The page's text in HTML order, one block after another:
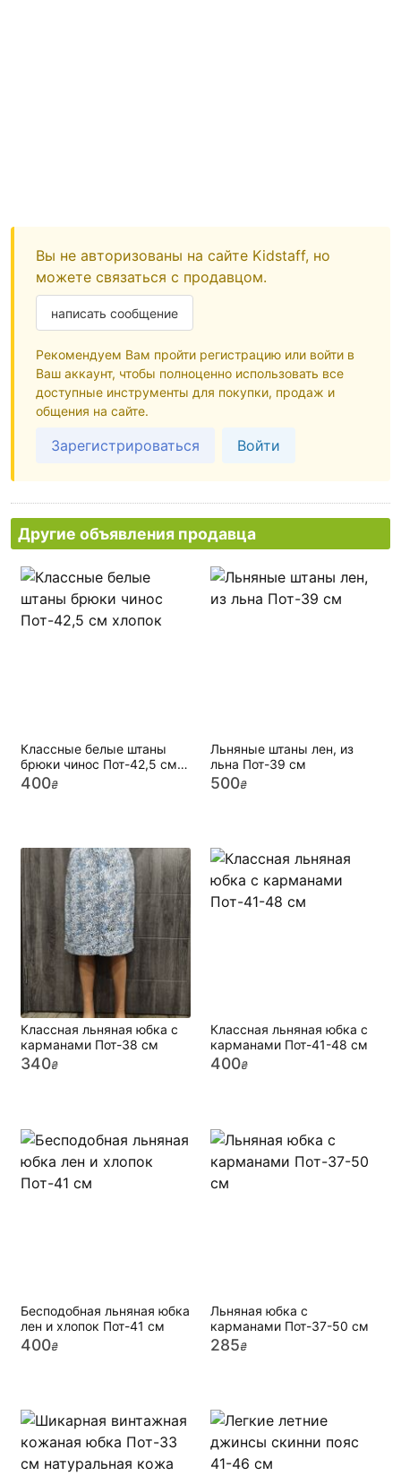
Вы не авторизованы на сайте Kidstaff, но
можете связаться с продавцом.
написать сообщение
Рекомендуем Вам пройти регистрацию или войти в
Ваш аккаунт, чтобы полноценно использовать все
доступные инструменты для покупки, продаж и
общения на сайте.
Зарегистрироваться Войти
Другие объявления продавца
Классные белые штаны
брюки чинос Пот-42,5 см
хлопок
400₴
Льняные штаны лен, из
льна Пот-39 см
500₴
Классная льняная юбка с
карманами Пот-38 см
340₴
Классная льняная юбка с
карманами Пот-41-48 см
400₴
Бесподобная льняная юбка
лен и хлопок Пот-41 см
400₴
Льняная юбка с
карманами Пот-37-50 см
285₴